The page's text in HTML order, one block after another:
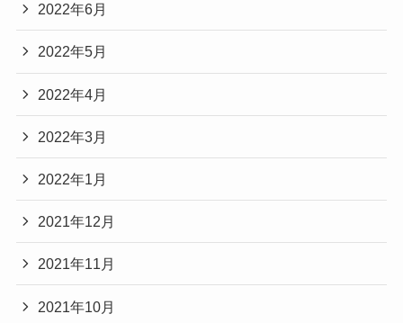
2022年6月
2022年5月
2022年4月
2022年3月
2022年1月
2021年12月
2021年11月
2021年10月